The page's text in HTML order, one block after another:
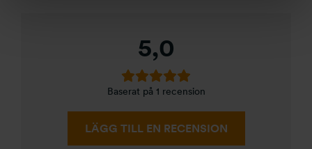
5,0
Baserat på 1 recension
LÄGG TILL EN RECENSION